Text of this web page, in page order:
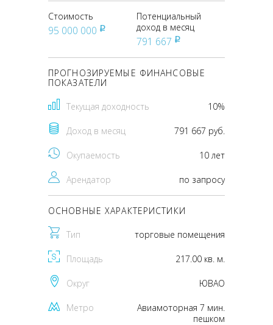
Стоимость
95 000 000 pуб
Потенциальный
доход в месяц
791 667 pуб
ПРОГНОЗИРУЕМЫЕ ФИНАНСОВЫЕ
ПОКАЗАТЕЛИ
Текущая доходность 10%
Доход в месяц 791 667 руб.
Окупаемость 10 лет
Арендатор по запросу
ОСНОВНЫЕ ХАРАКТЕРИСТИКИ
Тип торговые помещения
Площадь 217.00 кв. м.
Округ ЮВАО
Метро
Авиамоторная 7 мин.
пешком